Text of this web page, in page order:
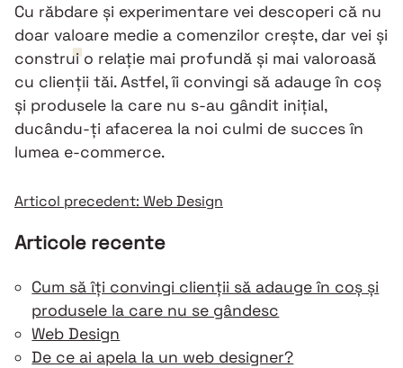
Cu răbdare și experimentare vei descoperi că nu
doar valoare medie a comenzilor crește, dar vei și
construi o relație mai profundă și mai valoroasă
cu clienții tăi. Astfel, îi convingi să adauge în coș
și produsele la care nu s-au gândit inițial,
ducându-ți afacerea la noi culmi de succes în
lumea e-commerce.
Navigare
în
articole
Articol precedent: Web Design
Articole recente
Cum să îți convingi clienții să adauge în coș și
produsele la care nu se gândesc
Web Design
De ce ai apela la un web designer?